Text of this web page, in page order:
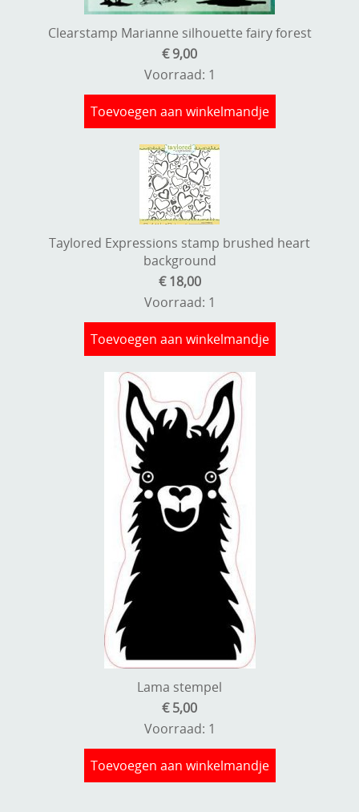
Clearstamp Marianne silhouette fairy forest
€ 9,00
Voorraad: 1
Toevoegen aan winkelmandje
Taylored Expressions stamp brushed heart
background
€ 18,00
Voorraad: 1
Toevoegen aan winkelmandje
Lama stempel
€ 5,00
Voorraad: 1
Toevoegen aan winkelmandje